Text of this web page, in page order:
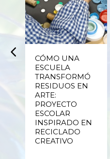
CÓMO UNA
ESCUELA
TRANSFORMÓ
RESIDUOS EN
ARTE:
PROYECTO
ESCOLAR
INSPIRADO EN
RECICLADO
CREATIVO